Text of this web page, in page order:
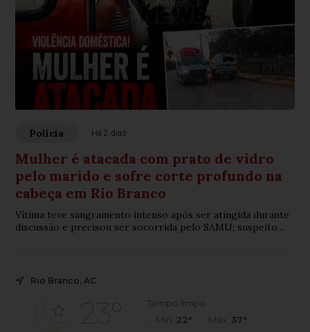
Polícia Há 2 dias
Mulher é atacada com prato de vidro
pelo marido e sofre corte profundo na
cabeça em Rio Branco
Vítima teve sangramento intenso após ser atingida durante
discussão e precisou ser socorrida pelo SAMU; suspeito
Rio Branco, AC
23°
Tempo limpo
Mín. 22° Máx. 37°